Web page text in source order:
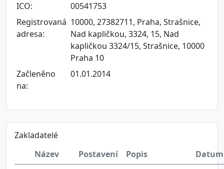
ICO:
00541753
Registrovaná
adresa:
10000, 27382711, Praha, Strašnice,
Nad kapličkou, 3324, 15, Nad
kapličkou 3324/15, Strašnice, 10000
Praha 10
Začleněno
na:
01.01.2014
Zakladatelé
Název
Postavení Popis
Datum